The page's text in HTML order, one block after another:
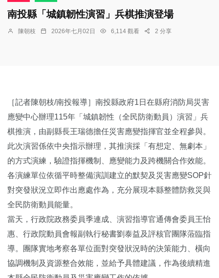
南投縣「城鎮韌性演習」兵棋推演登場
陳朝枝 2026年七月02日 6,114 觀看 2 分享
［記者陳朝枝/南投報導］南投縣政府1日在縣府消防局災害
應變中心辦理115年「城鎮韌性（全民防衛動員）演習」兵
棋推演，由副縣長王瑞德擔任災害應變指揮官並全程參與。
此次演習係依中央指示辦理，其推演採「有想定、無劇本」
的方式演練，驗證指揮機制、應變能力及跨機關合作效能。
各演練單位依循平時整備演訓建立的默契及災害應變SOP針
對突發狀況立即作出應處作為，充分展現本縣整體防救災與
全民防衛動員能量。
當天，行政院政務委員季連成、演習指導官通傳會委員王怡
惠、行政院動員會報副執行秘書劉泰益及評核官團隊蒞臨指
導。團隊實地考察各單位面對突發狀況時的決策能力、橫向
協調機制及資源整合效能，並給予具體建議，作為後續精進